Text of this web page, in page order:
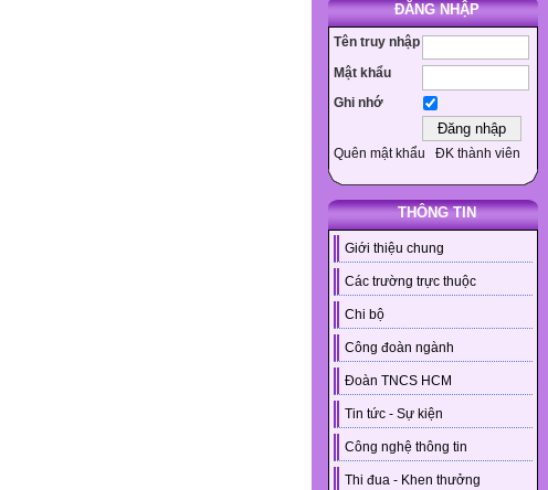
ĐĂNG NHẬP
Tên truy nhập
Mật khẩu
Ghi nhớ
Quên mật khẩu ĐK thành viên
THÔNG TIN
Giới thiệu chung
Các trường trực thuộc
Chi bộ
Công đoàn ngành
Đoàn TNCS HCM
Tin tức - Sự kiện
Công nghệ thông tin
Thi đua - Khen thưởng